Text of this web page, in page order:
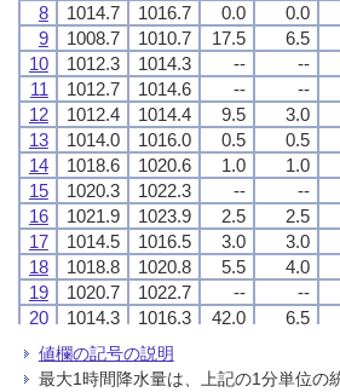
8
1014.7 1016.7 0.0 0.0
9
1008.7 1010.7 17.5 6.5
10
1012.3 1014.3 -- --
11
1012.7 1014.6 -- --
12
1012.4 1014.4 9.5 3.0
13
1014.0 1016.0 0.5 0.5
14
1018.6 1020.6 1.0 1.0
15
1020.3 1022.3 -- --
16
1021.9 1023.9 2.5 2.5
17
1014.5 1016.5 3.0 3.0
18
1018.8 1020.8 5.5 4.0
19
1020.7 1022.7 -- --
20
1014.3 1016.3 42.0 6.5
21
1017.8 1019.8
22
1020.6 1022.6 -- --
8
1014.7 1016.7 0.0 0.0
9
1008.7 1010.7 17.5 6.5
10
1012.3 1014.3 -- --
11
1012.7 1014.6 -- --
12
1012.4 1014.4 9.5 3.0
13
1014.0 1016.0 0.5 0.5
14
1018.6 1020.6 1.0 1.0
15
1020.3 1022.3 -- --
16
1021.9 1023.9 2.5 2.5
17
1014.5 1016.5 3.0 3.0
18
1018.8 1020.8 5.5 4.0
19
1020.7 1022.7 -- --
20
1014.3 1016.3 42.0 6.5
21
1017.8 1019.8
22
1020.6 1022.6 -- --
8
1014.7 1016.7 0.0 0.0
9
1008.7 1010.7 17.5 6.5
10
1012.3 1014.3 -- --
11
1012.7 1014.6 -- --
12
1012.4 1014.4 9.5 3.0
13
1014.0 1016.0 0.5 0.5
14
1018.6 1020.6 1.0 1.0
15
1020.3 1022.3 -- --
16
1021.9 1023.9 2.5 2.5
17
1014.5 1016.5 3.0 3.0
18
1018.8 1020.8 5.5 4.0
19
1020.7 1022.7 -- --
20
1014.3 1016.3 42.0 6.5
21
1017.8 1019.8
22
1020.6 1022.6 -- --
8
1014.7 1016.7 0.0 0.0
9
1008.7 1010.7 17.5 6.5
10
1012.3 1014.3 -- --
11
1012.7 1014.6 -- --
12
1012.4 1014.4 9.5 3.0
13
1014.0 1016.0 0.5 0.5
14
1018.6 1020.6 1.0 1.0
15
1020.3 1022.3 -- --
16
1021.9 1023.9 2.5 2.5
17
1014.5 1016.5 3.0 3.0
18
1018.8 1020.8 5.5 4.0
19
1020.7 1022.7 -- --
20
1014.3 1016.3 42.0 6.5
21
1017.8 1019.8
22
1020.6 1022.6 -- --
値欄の記号の説明
最大1時間降水量は、上記の1分単位の